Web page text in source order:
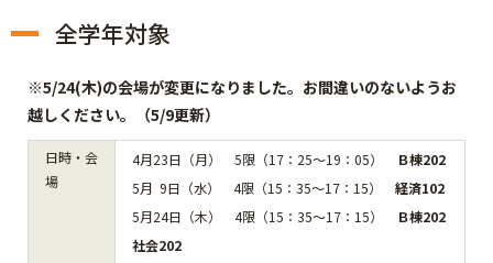
全学年対象
※5/24(木)の会場が変更になりました。お間違いのないようお
越しください。（5/9更新）
日時・会
場
4月23日（月） 5限（17：25～19：05）
Ｂ棟202
5月 9日（水） 4限（15：35～17：15） 経済102
5月24日（木） 4限（15：35～17：15）
Ｂ棟202
社会202